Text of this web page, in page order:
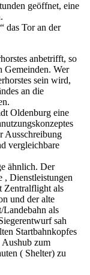
geöffnet, eine
das Tor an der
anbetrifft, so
Gemeinden. Wer
sein wird,
an die
Oldenburg eine
Ausschreibung
vergleichbare
ähnlich. Der
, Dienstleistungen
Zentralflight als
und der alte
als
sah
Startbahnkopfes
Aushub zum
( Shelter) zu